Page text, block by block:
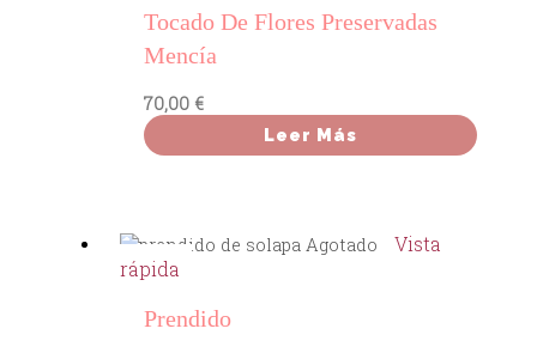
Tocado De Flores Preservadas
Mencía
70,00 €
Leer Más
Agotado
Vista
rápida
Prendido